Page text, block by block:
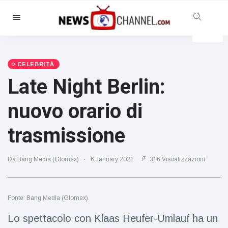
Categorie
Sociale e divertimento
Cinema e TV
(81)
Celebrità
(13938)
Moda e bellezza
(122)
Cibo e bevande
Stile di vita
Salute e fitness
(73)
CELEBRITÀ
Late Night Berlin:
nuovo orario di
trasmissione
Da Bang Media (Glomex) 6 January 2021 316 Visualizzazioni
Fonte: Bang Media (Glomex)
Lo spettacolo con Klaas Heufer-Umlauf ha un